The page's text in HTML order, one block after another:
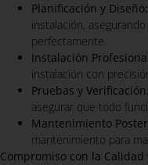
Planificación y Diseño:
instalación,
perfectamente.
Instalación
instalación con
Pruebas y Verificación:
asegurar que todo
Mantenimiento
mantenimiento para
Compromiso con la